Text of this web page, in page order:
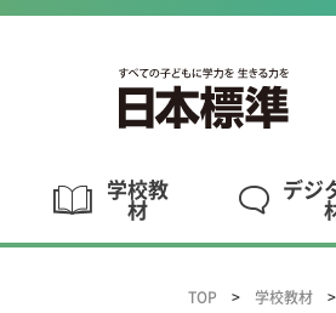
学校教
材
デジ
TOP 学校教材